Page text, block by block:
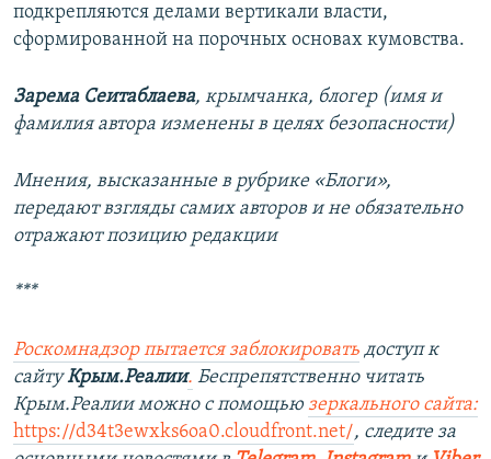
подкрепляются делами вертикали власти,
сформированной на порочных основах кумовства.
Зарема Сеитаблаева, крымчанка, блогер (имя и
фамилия автора изменены в целях безопасности)
Мнения, высказанные в рубрике «Блоги»,
передают взгляды самих авторов и не обязательно
отражают позицию редакции
***
Роскомнадзор пытается заблокировать доступ к
сайтуКрым.Реалии. Беспрепятственно читать
Крым.Реалии можно с помощью зеркального сайта:
https://d34t3ewxks6oa0.cloudfront.net/, следите за